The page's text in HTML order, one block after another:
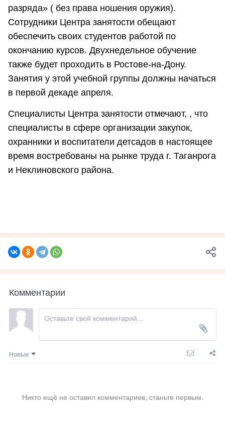
разряда» ( без права ношения оружия).
Сотрудники Центра занятости обещают
обеспечить своих студентов работой по
окончанию курсов. Двухнедельное обучение
также будет проходить в Ростове-на-Дону.
Занятия у этой учебной группы должны начаться
в первой декаде апреля.
Специалисты Центра занятости отмечают, , что
специалисты в сфере организации закупок,
охранники и воспитатели детсадов в настоящее
время востребованы на рынке труда г. Таганрога
и Неклиновского района.
Комментарии
Новые
Никто ещё не оставил комментариев, станьте первым.